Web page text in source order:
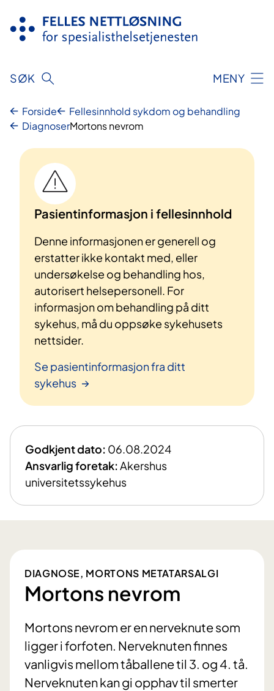
innhold
SØK MENY
Forside
Fellesinnhold sykdom og behandling
DiagnoserMortons nevrom
Pasientinformasjon i fellesinnhold
Denne informasjonen er generell og
erstatter ikke kontakt med, eller
undersøkelse og behandling hos,
autorisert helsepersonell. For
informasjon om behandling på ditt
sykehus, må du oppsøke sykehusets
nettsider.
Se pasientinformasjon fra ditt
sykehus
Godkjent dato: 06.08.2024
Ansvarlig foretak: Akershus
universitetssykehus
DIAGNOSE, MORTONS METATARSALGI
Mortons nevrom
Mortons nevrom er en nerveknute som
ligger i forfoten. Nerveknuten finnes
vanligvis mellom tåballene til 3. og 4. tå.
Nerveknuten kan gi opphav til smerter